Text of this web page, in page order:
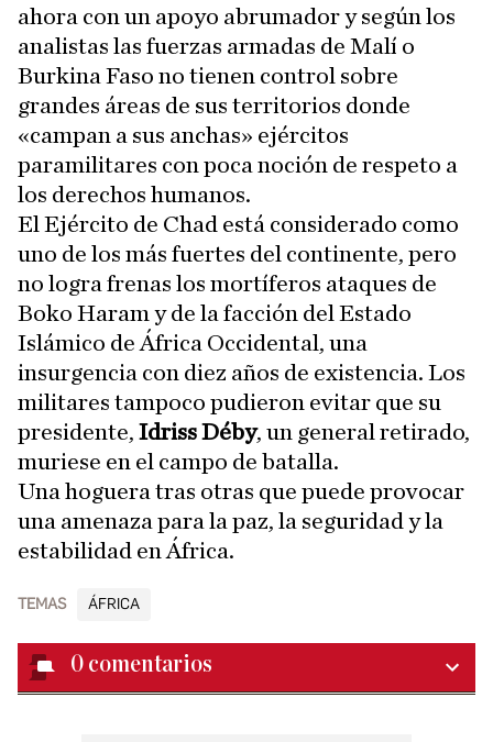
ahora con un apoyo abrumador y según los
analistas las fuerzas armadas de Malí o
Burkina Faso no tienen control sobre
grandes áreas de sus territorios donde
«campan a sus anchas» ejércitos
paramilitares con poca noción de respeto a
los derechos humanos.
El Ejército de Chad está considerado como
uno de los más fuertes del continente, pero
no logra frenas los mortíferos ataques de
Boko Haram y de la facción del Estado
Islámico de África Occidental, una
insurgencia con diez años de existencia. Los
militares tampoco pudieron evitar que su
presidente, Idriss Déby, un general retirado,
muriese en el campo de batalla.
Una hoguera tras otras que puede provocar
una amenaza para la paz, la seguridad y la
estabilidad en África.
TEMAS ÁFRICA
0 comentarios